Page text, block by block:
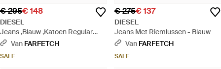
€ 295€ 148
DIESEL
Jeans ,Blauw ,Katoen Regular
Jeans 2024 D-Macs 09N30 -
Van FARFETCH
SALE
€ 275€ 137
DIESEL
Jeans Met Riemlussen - Blauw
Van FARFETCH
SALE